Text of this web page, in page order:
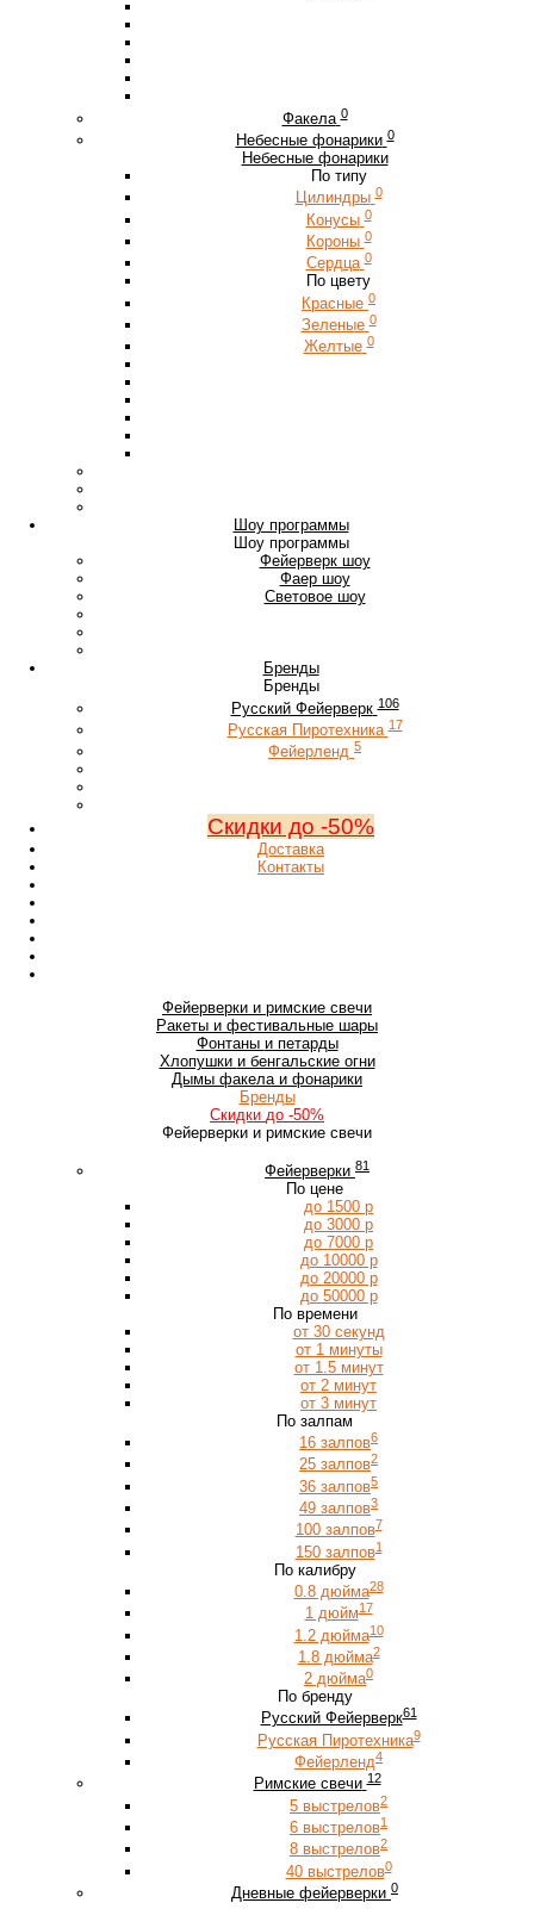
Факела 0
Небесные фонарики 0
Небесные фонарики
По типу
Цилиндры 0
Конусы 0
Короны 0
Сердца 0
По цвету
Красные 0
Зеленые 0
Желтые 0
Шоу программы
Шоу программы
Фейерверк шоу
Фаер шоу
Световое шоу
Бренды
Бренды
Русский Фейерверк 106
Русская Пиротехника 17
Фейерленд 5
Скидки до -50%
Доставка
Контакты
Фейерверки и римские свечи
Ракеты и фестивальные шары
Фонтаны и петарды
Хлопушки и бенгальские огни
Дымы факела и фонарики
Бренды
Скидки до -50%
Фейерверки и римские свечи
Фейерверки 81
По цене
до 1500 р
до 3000 р
до 7000 р
до 10000 р
до 20000 р
до 50000 р
По времени
от 30 секунд
от 1 минуты
от 1.5 минут
от 2 минут
от 3 минут
По залпам
16 залпов6
25 залпов2
36 залпов5
49 залпов3
100 залпов7
150 залпов1
По калибру
0.8 дюйма28
1 дюйм17
1.2 дюйма10
1.8 дюйма2
2 дюйма0
По бренду
Русский Фейерверк61
Русская Пиротехника9
Фейерленд4
Римские свечи 12
5 выстрелов2
6 выстрелов1
8 выстрелов2
40 выстрелов0
Дневные фейерверки 0